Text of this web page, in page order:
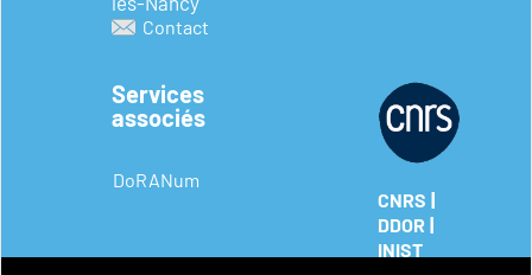
Contact
Services
associés
DoRANum
CNRS |
DDOR |
INIST